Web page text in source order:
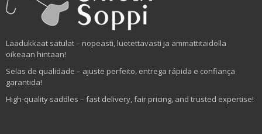
Laadukkaat satulat – nopeasti, luotettavasti ja ammattitaidolla
oikeaan hintaan!
Selas de qualidade – ajuste perfeito, entrega rápida e confiança
garantida!
High-quality saddles – fast delivery, fair pricing, and trusted expertise!